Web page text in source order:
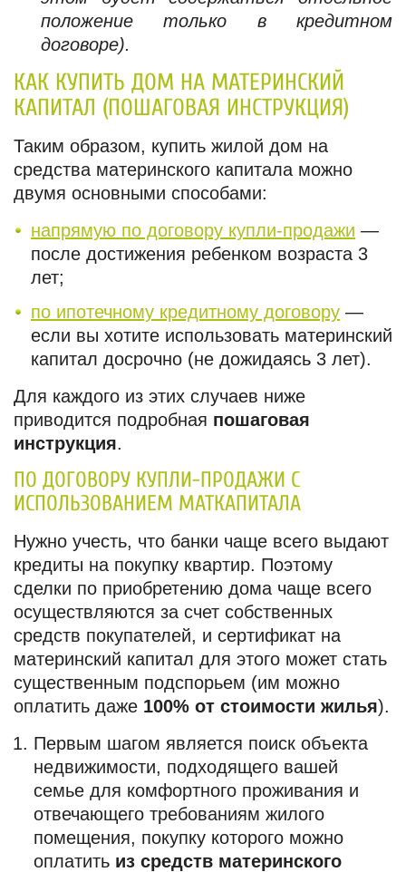
положение только в кредитном
договоре).
КАК КУПИТЬ ДОМ НА МАТЕРИНСКИЙ
КАПИТАЛ (ПОШАГОВАЯ ИНСТРУКЦИЯ)
Таким образом, купить жилой дом на
средства материнского капитала можно
двумя основными способами:
напрямую по договору купли-продажи —
после достижения ребенком возраста 3
лет;
по ипотечному кредитному договору —
если вы хотите использовать материнский
капитал досрочно (не дожидаясь 3 лет).
Для каждого из этих случаев ниже
приводится подробная пошаговая
инструкция.
ПО ДОГОВОРУ КУПЛИ-ПРОДАЖИ С
ИСПОЛЬЗОВАНИЕМ МАТКАПИТАЛА
Нужно учесть, что банки чаще всего выдают
кредиты на покупку квартир. Поэтому
сделки по приобретению дома чаще всего
осуществляются за счет собственных
средств покупателей, и сертификат на
материнский капитал для этого может стать
существенным подспорьем (им можно
оплатить даже 100% от стоимости жилья).
Первым шагом является поиск объекта
недвижимости, подходящего вашей
семье для комфортного проживания и
отвечающего требованиям жилого
помещения, покупку которого можно
оплатить из средств материнского